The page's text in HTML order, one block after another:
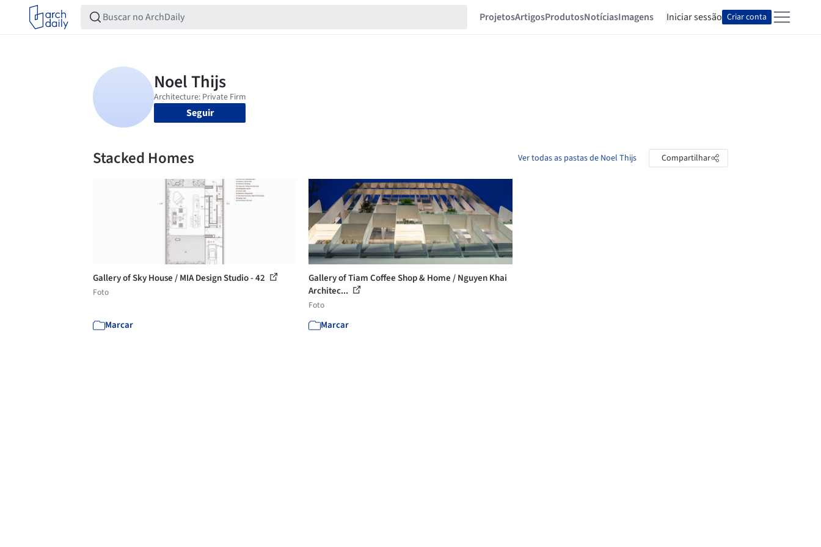
ProjetosArtigosProdutosNotíciasImagens Iniciar sessão Criar conta
Seguir
Stacked Homes Ver todas as pastas de Noel Thijs Compartilhar
Gallery of Sky House / MIA Design Studio - 42
Foto
Marcar
Gallery of Tiam Coffee Shop & Home / Nguyen Khai
Architec...
Foto
Marcar